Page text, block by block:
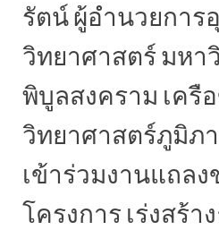
รัตน์ ผู้อำนวยการ
วิทยาศาสตร์ มหา
พิบูลสงคราม เครื
วิทยาศาสตร์ภูมิภ
เข้าร่วมงานแถลง
โครงการ เร่งสร้า